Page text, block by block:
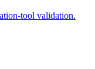
tool validation.